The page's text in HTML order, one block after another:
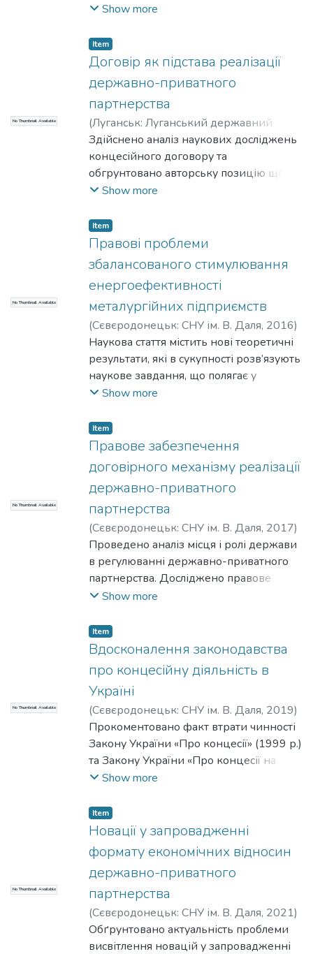
угоди, її місце в системі домовленостей
партнерства.
Show more
No Thumbnail Available
Item
Договір як підстава реалізації
державно-приватного
партнерства
(Луганськ: Луганський державний
університет внутрішніх справ імені Е.О.
Дідоренка,2015)Терещенко, С. В.
Tereshchenko, Serhii
Здійснено аналіз наукових досліджень
концесійного договору та
обгрунтовано авторську позицію щодо
господарсько-правового та
відносин, що виникають на його
підставі. Визнано потенціал ЦК України
недостатнім для відображення всієї
багатоаспектності концесійно-
договірних відносин.
Show more
No Thumbnail Available
Item
Правові проблеми
збалансованого стимулювання
енергоефективності
металургійних підприємств
(Сєвєродонецьк: СНУ ім. В. Даля, 2016)
Терещенко, С. В.;Tereshchenko, Serhii
Наукова стаття містить нові теоретичні
результати, які в сукупності розв’язують
наукове завдання, що полягає у
розробці практичних шляхів
основних дисфункцій правового
механізму у сфері металургійного
виробництва, що забезпечує
реалізацію публічних та приватних
інтересів, поєднуючи законні інтереси
держави і суб'єктів металургійного
бізнесу.
Show more
No Thumbnail Available
Item
Правове забезпечення
договірного механізму реалізації
державно-приватного
партнерства
(Сєвєродонецьк: СНУ ім. В. Даля, 2017)
Терещенко, С. В.;Tereshchenko, Serhii
Проведено аналіз місця і ролі держави
в регулюванні державно-приватного
партнерства. Досліджено правове
забезпечення державного
виокремлюються початкові, базові та
факультативні елементи у структурі
договірного механізму реалізації
державно-приватного партнерства.
Обґрунтовуються докази, що
договірний механізм реалізації
державно-приватного партнерства
формується не лише сторонами
договору, але й конкурсною комісією,
Кабінетом Міністрів України та іншими
Show more
No Thumbnail Available
Item
Вдосконалення законодавства
про концесійну діяльність в
Україні
(Сєвєродонецьк: СНУ ім. В. Даля, 2019)
Терещенко, С. В.; Tereshchenko, Serhii
Прокоментовано факт втрати чинності
Закону України «Про концесії» (1999 р.)
та Закону України «Про концесії на
будівництво та експлуатацію
Здійснено аналіз наукових досліджень
та коментарів нового закону щодо
врегулювання концесійної діяльності.
Зокрема, положень про діяльність
концесіонера та про концесійні
договори. Обґрунтовано авторську
позицію щодо господарсько-правового
та цивільно-правового регулювання
відносин, що виникають на підставі
Show more
No Thumbnail Available
Item
Новації у запровадженні
формату економічних відносин
державно-приватного
партнерства
(Сєвєродонецьк: СНУ ім. В. Даля, 2021)
Терещенко, С. В.;Tereshchenko, Serhii
Обґрунтовано актуальність проблеми
висвітлення новацій у запровадженні